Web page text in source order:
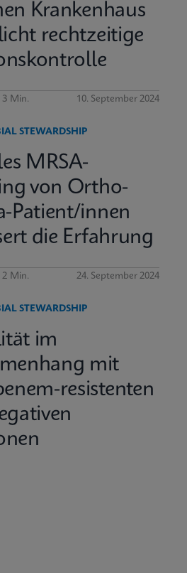
Krankenhaus
rechtzeitige
3 Min. 10. September 2024
STEWARDSHIP
MRSA-
von Ortho-
Patient/innen
die Erfahrung
2 Min. 24. September 2024
STEWARDSHIP
im
mit
resistenten